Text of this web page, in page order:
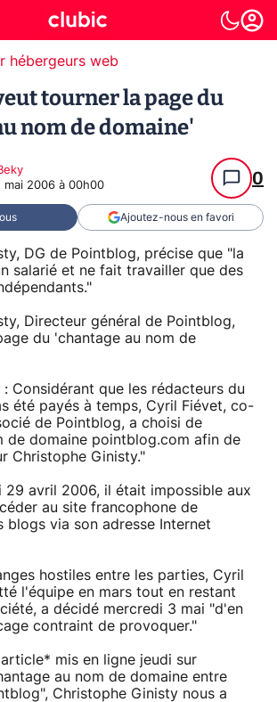
hébergeurs web
tourner la page du
nom de domaine'
mai 2006 à 00h00 0
Ajoutez-nous en favori
DG de Pointblog, précise que "la
salarié et ne fait travailler que des
Directeur général de Pointblog,
du 'chantage au nom de
: Considérant que les rédacteurs du
été payés à temps, Cyril Fiévet, co-
de Pointblog, a choisi de
de domaine pointblog.com afin de
Christophe Ginisty."
29 avril 2006, il était impossible aux
au site francophone de
blogs via son adresse Internet
hostiles entre les parties, Cyril
l'équipe en mars tout en restant
a décidé mercredi 3 mai "d'en
contraint de provoquer."
mis en ligne jeudi sur
au nom de domaine entre
Christophe Ginisty nous a